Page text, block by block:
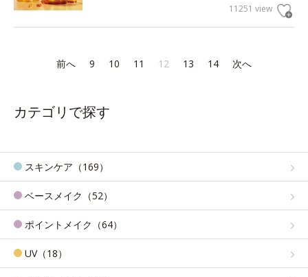
11251 view
前へ 9 10 11 12 13 14 次へ
カテゴリで探す
スキンケア（169）
ベースメイク（52）
ポイントメイク（64）
UV（18）